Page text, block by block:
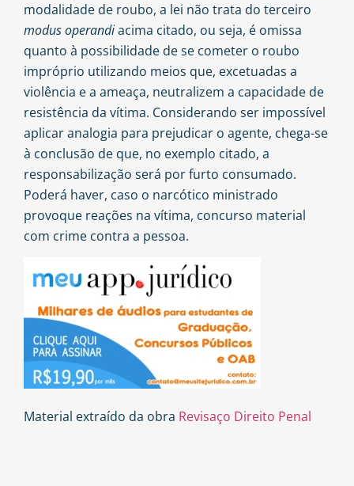
modalidade de roubo, a lei não trata do terceiro
modus operandiacima citado, ou seja, é omissa
quanto à possibilidade de se cometer o roubo
impróprio utilizando meios que, excetuadas a
violência e a ameaça, neutralizem a capacidade de
resistência da vítima. Considerando ser impossível
aplicar analogia para prejudicar o agente, chega-se
à conclusão de que, no exemplo citado, a
responsabilização será por furto consumado.
Poderá haver, caso o narcótico ministrado
provoque reações na vítima, concurso material
com crime contra a pessoa.
Material extraído da obra Revisaço Direito Penal